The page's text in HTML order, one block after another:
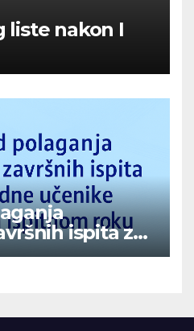
liste nakon I
ispita za
u junskom